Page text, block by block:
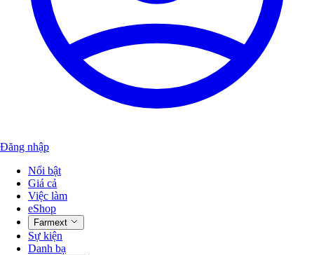
Đăng nhập
Nổi bật
Giá cả
Việc làm
eShop
Farmext
Sự kiện
Danh bạ